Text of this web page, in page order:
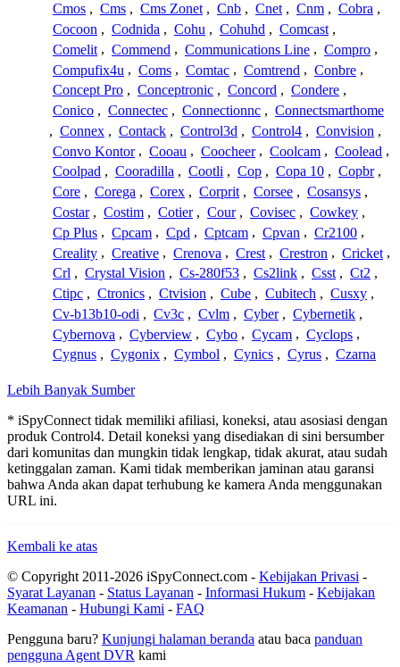
Cmos , Cms , Cms Zonet , Cnb , Cnet , Cnm , Cobra ,
Cocoon , Codnida , Cohu , Cohuhd , Comcast ,
Comelit , Commend , Communications Line , Compro ,
Compufix4u , Coms , Comtac , Comtrend , Conbre ,
Concept Pro , Conceptronic , Concord , Condere ,
Conico , Connectec , Connectionnc , Connectsmarthome
, Connex , Contack , Control3d , Control4 , Convision ,
Convo Kontor , Cooau , Coocheer , Coolcam , Coolead ,
Coolpad , Cooradilla , Cootli , Cop , Copa 10 , Copbr ,
Core , Corega , Corex , Corprit , Corsee , Cosansys ,
Costar , Costim , Cotier , Cour , Covisec , Cowkey ,
Cp Plus , Cpcam , Cpd , Cptcam , Cpvan , Cr2100 ,
Creality , Creative , Crenova , Crest , Crestron , Cricket ,
Crl , Crystal Vision , Cs-280f53 , Cs2link , Csst , Ct2 ,
Ctipc , Ctronics , Ctvision , Cube , Cubitech , Cusxy ,
Cv-b13b10-odi , Cv3c , Cvlm , Cyber , Cybernetik ,
Cybernova , Cyberview , Cybo , Cycam , Cyclops ,
Cygnus , Cygonix , Cymbol , Cynics , Cyrus , Czarna
Lebih Banyak Sumber
* iSpyConnect tidak memiliki afiliasi, koneksi, atau asosiasi dengan
produk Control4. Detail koneksi yang disediakan di sini bersumber
dari komunitas dan mungkin tidak lengkap, tidak akurat, atau sudah
ketinggalan zaman. Kami tidak memberikan jaminan atau garansi
bahwa Anda akan dapat terhubung ke kamera Anda menggunakan
URL ini.
Kembali ke atas
© Copyright 2011-2026 iSpyConnect.com - Kebijakan Privasi -
Syarat Layanan - Status Layanan - Informasi Hukum - Kebijakan
Keamanan - Hubungi Kami - FAQ
Pengguna baru? Kunjungi halaman beranda atau baca panduan
pengguna Agent DVR kami